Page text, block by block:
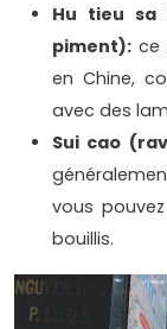
Hu tieu sa
piment): ce
en Chine,
avec des
Sui cao
vous
bouillis.